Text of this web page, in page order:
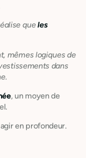
queles
mêmes logiques de
dans
, un moyen de
en profondeur.